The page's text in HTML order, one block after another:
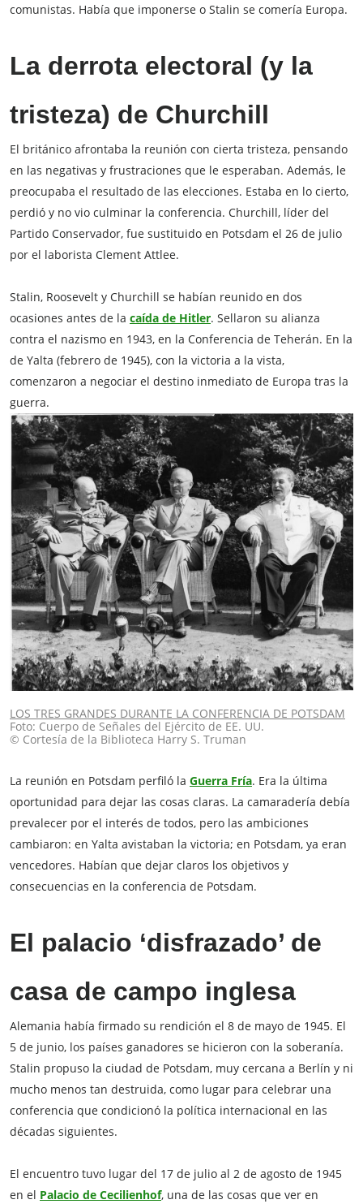
comunistas. Había que imponerse o Stalin se comería Europa.
La derrota electoral (y la
tristeza) de Churchill
El británico afrontaba la reunión con cierta tristeza, pensando
en las negativas y frustraciones que le esperaban. Además, le
preocupaba el resultado de las elecciones. Estaba en lo cierto,
perdió y no vio culminar la conferencia. Churchill, líder del
Partido Conservador, fue sustituido en Potsdam el 26 de julio
por el laborista Clement Attlee.
Stalin, Roosevelt y Churchill se habían reunido en dos
ocasiones antes de la caída de Hitler. Sellaron su alianza
contra el nazismo en 1943, en la Conferencia de Teherán. En la
de Yalta (febrero de 1945), con la victoria a la vista,
comenzaron a negociar el destino inmediato de Europa tras la
guerra.
LOS TRES GRANDES DURANTE LA CONFERENCIA DE POTSDAM
Foto: Cuerpo de Señales del Ejército de EE. UU.
© Cortesía de la Biblioteca Harry S. Truman
La reunión en Potsdam perfiló la Guerra Fría. Era la última
oportunidad para dejar las cosas claras. La camaradería debía
prevalecer por el interés de todos, pero las ambiciones
cambiaron: en Yalta avistaban la victoria; en Potsdam, ya eran
vencedores. Habían que dejar claros los objetivos y
consecuencias en la conferencia de Potsdam.
El palacio ‘disfrazado’ de
casa de campo inglesa
Alemania había firmado su rendición el 8 de mayo de 1945. El
5 de junio, los países ganadores se hicieron con la soberanía.
Stalin propuso la ciudad de Potsdam, muy cercana a Berlín y ni
mucho menos tan destruida, como lugar para celebrar una
conferencia que condicionó la política internacional en las
décadas siguientes.
El encuentro tuvo lugar del 17 de julio al 2 de agosto de 1945
en el Palacio de Cecilienhof, una de las cosas que ver en